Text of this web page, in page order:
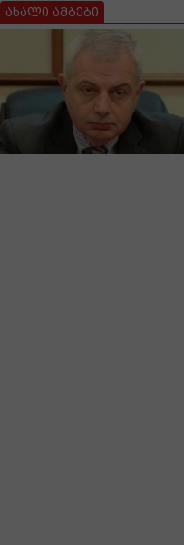
ახალი ამბები